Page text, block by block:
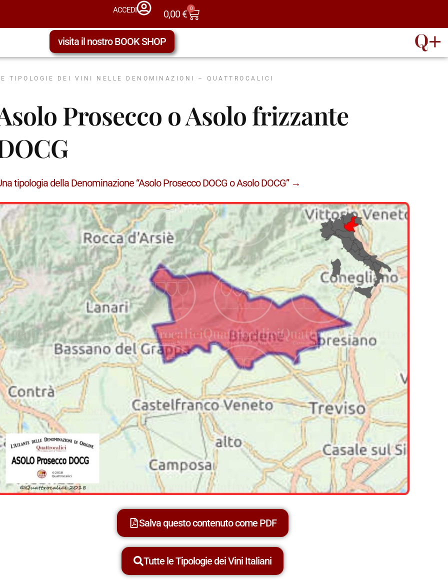
ACCEDI 0,00€ 0
visita il nostro BOOK SHOP
TIPOLOGIE DEI VINI NELLE DENOMINAZIONI – QUATTROCALICI
Prosecco o Asolo frizzante
tipologia della Denominazione “Asolo Prosecco DOCG o Asolo DOCG” →
Salva questo contenuto come PDF
Tutte le Tipologie dei Vini Italiani